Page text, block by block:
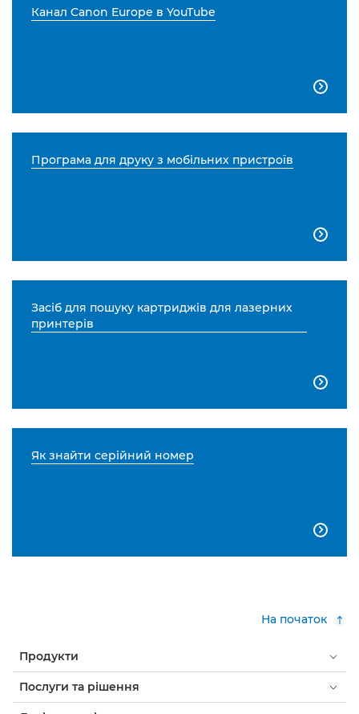
Канал Canon Europe в YouTube

Програма для друку з мобільних пристроїв

Засіб для пошуку картриджів для лазерних
принтерів

Як знайти серійний номер

На початок
Продукти
Послуги та рішення